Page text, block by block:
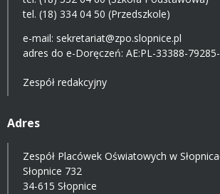
tel. (18) 334 04 50 (Przedszkole)
e-mail: sekretariat@zpo.slopnice.pl
adres do e-Doręczeń: AE:PL-33388-
Zespół redakcyjny
Adres
Zespół Placówek Oświatowych w
Słopnice 732
34-615 Słopnice